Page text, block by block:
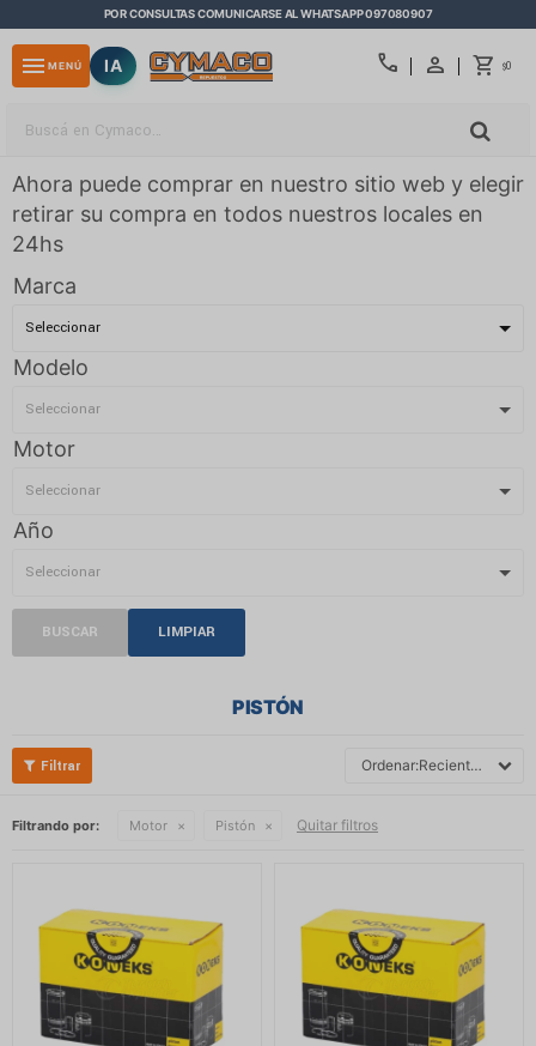
POR CONSULTAS COMUNICARSE AL WHATSAPP 097080907
call $0
menu MENÚ IA
Ahora puede comprar en nuestro sitio web y elegir
retirar su compra en todos nuestros locales en
24hs
Marca
Modelo
Motor
Año
BUSCAR LIMPIAR
PISTÓN
Recientes
Filtrando por: Motor Pistón Quitar filtros
close